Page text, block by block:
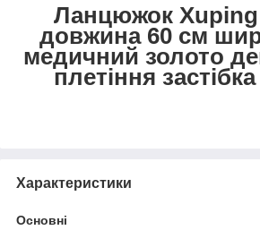
Ланцюжок
довжина 60 см
медичний золото
плетіння
Характеристики
Основні